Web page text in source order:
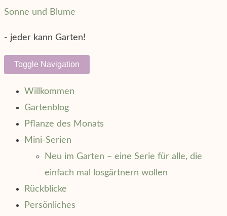
Skip
content
Sonne und Blume
- jeder kann Garten!
Toggle Navigation
Willkommen
Gartenblog
Pflanze des Monats
Mini-Serien
Neu im Garten – eine Serie für alle, die
einfach mal losgärtnern wollen
Rückblicke
Persönliches